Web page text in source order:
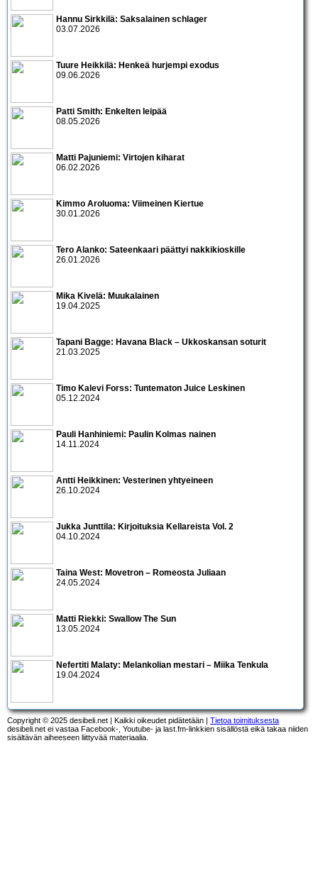
Hannu Sirkkilä: Saksalainen schlager
03.07.2026
Tuure Heikkilä: Henkeä hurjempi exodus
09.06.2026
Patti Smith: Enkelten leipää
08.05.2026
Matti Pajuniemi: Virtojen kiharat
06.02.2026
Kimmo Aroluoma: Viimeinen Kiertue
30.01.2026
Tero Alanko: Sateenkaari päättyi nakkikioskille
26.01.2026
Mika Kivelä: Muukalainen
19.04.2025
Tapani Bagge: Havana Black – Ukkoskansan soturit
21.03.2025
Timo Kalevi Forss: Tuntematon Juice Leskinen
05.12.2024
Pauli Hanhiniemi: Paulin Kolmas nainen
14.11.2024
Antti Heikkinen: Vesterinen yhtyeineen
26.10.2024
Jukka Junttila: Kirjoituksia Kellareista Vol. 2
04.10.2024
Taina West: Movetron – Romeosta Juliaan
24.05.2024
Matti Riekki: Swallow The Sun
13.05.2024
Nefertiti Malaty: Melankolian mestari – Miika Tenkula
19.04.2024
Copyright © 2025 desibeli.net | Kaikki oikeudet pidätetään | Tietoa toimituksesta
desibeli.net ei vastaa Facebook-, Youtube- ja last.fm-linkkien sisällöstä eikä takaa niiden
sisältävän aiheeseen liittyvää materiaalia.